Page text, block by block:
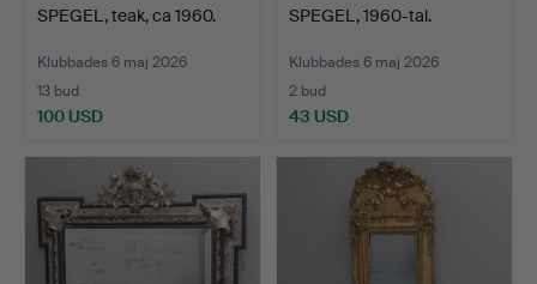
SPEGEL, teak, ca 1960.
Klubbades 6 maj 2026
13 bud
100 USD
SPEGEL, 1960-tal.
Klubbades 6 maj 2026
2 bud
43 USD